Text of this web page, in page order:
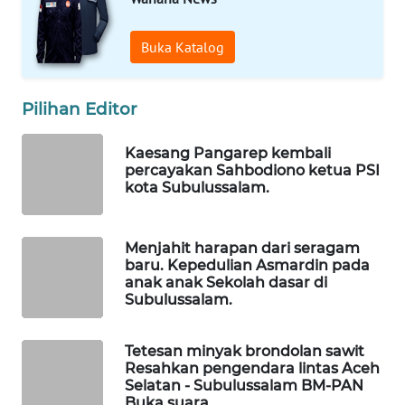
Buka Katalog
Pilihan Editor
Kaesang Pangarep kembali
percayakan Sahbodiono ketua PSI
kota Subulussalam.
Menjahit harapan dari seragam
baru. Kepedulian Asmardin pada
anak anak Sekolah dasar di
Subulussalam.
Tetesan minyak brondolan sawit
Resahkan pengendara lintas Aceh
Selatan - Subulussalam BM-PAN
OTOMOTIF
WAHANA
WAHANA
WAHANA